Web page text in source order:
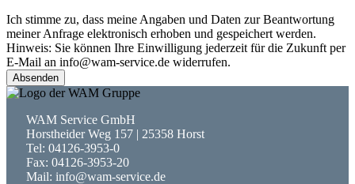
Ich stimme zu, dass meine Angaben und Daten zur Beantwortung
meiner Anfrage elektronisch erhoben und gespeichert werden.
Hinweis: Sie können Ihre Einwilligung jederzeit für die Zukunft per
E-Mail an info@wam-service.de widerrufen.
Absenden
WAM Service GmbH
Horstheider Weg 157 | 25358 Horst
Tel: 04126-3953-0
Fax: 04126-3953-20
Mail: info@wam-service.de